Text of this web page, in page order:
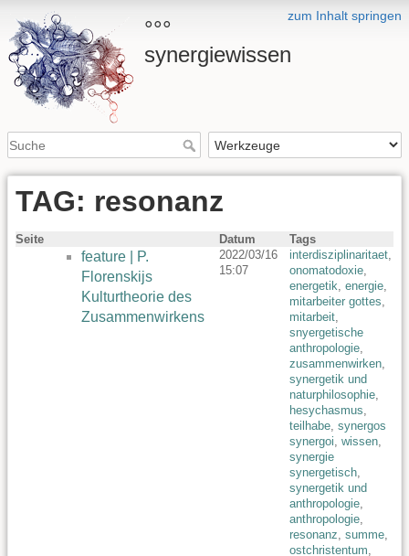
zum Inhalt springen
°°°
synergiewissen
TAG: resonanz
Seite Datum Tags
feature | P.
Florenskijs
Kulturtheorie des
Zusammenwirkens
2022/03/16
15:07
interdisziplinaritaet,
onomatodoxie,
energetik, energie,
mitarbeiter gottes,
mitarbeit,
snyergetische
anthropologie,
zusammenwirken,
synergetik und
naturphilosophie,
hesychasmus,
teilhabe, synergos
synergoi, wissen,
synergie
synergetisch,
synergetik und
anthropologie,
anthropologie,
resonanz, summe,
ostchristentum,